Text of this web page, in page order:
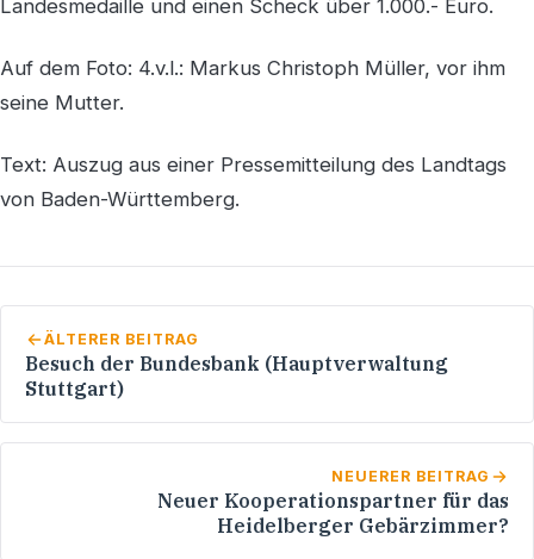
Landesmedaille und einen Scheck über 1.000.- Euro.
Auf dem Foto: 4.v.l.: Markus Christoph Müller, vor ihm
seine Mutter.
Text: Auszug aus einer Pressemitteilung des Landtags
von Baden-Württemberg.
ÄLTERER BEITRAG
Besuch der Bundesbank (Hauptverwaltung
Stuttgart)
NEUERER BEITRAG
Neuer Kooperationspartner für das
Heidelberger Gebärzimmer?